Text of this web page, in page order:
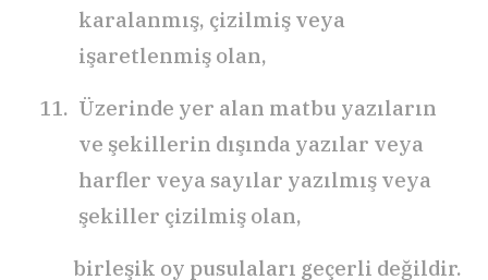
karalanmış, çizilmiş veya
işaretlenmiş olan,
Üzerinde yer alan matbu yazıların
ve şekillerin dışında yazılar veya
harfler veya sayılar yazılmış veya
şekiller çizilmiş olan,
birleşik oy pusulaları geçerli değildir.